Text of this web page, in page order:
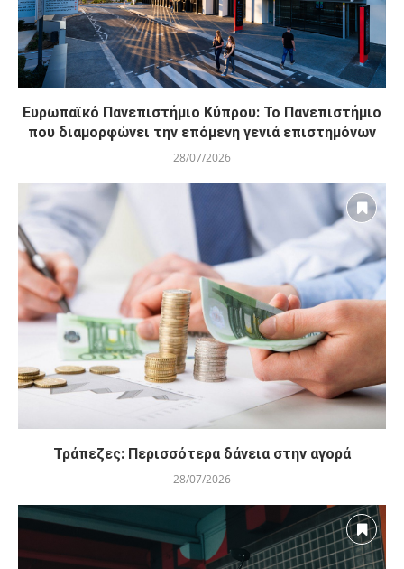
Ευρωπαϊκό Πανεπιστήμιο Κύπρου: Το Πανεπιστήμιο
που διαμορφώνει την επόμενη γενιά επιστημόνων
28/07/2026
Τράπεζες: Περισσότερα δάνεια στην αγορά
28/07/2026